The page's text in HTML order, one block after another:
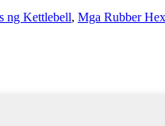
ng Kettlebell, Mga Rubber